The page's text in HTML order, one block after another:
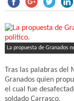
La propuesta de Granados
Tras las palabras
Granados quien
el cual fue
soldado Carrasco.